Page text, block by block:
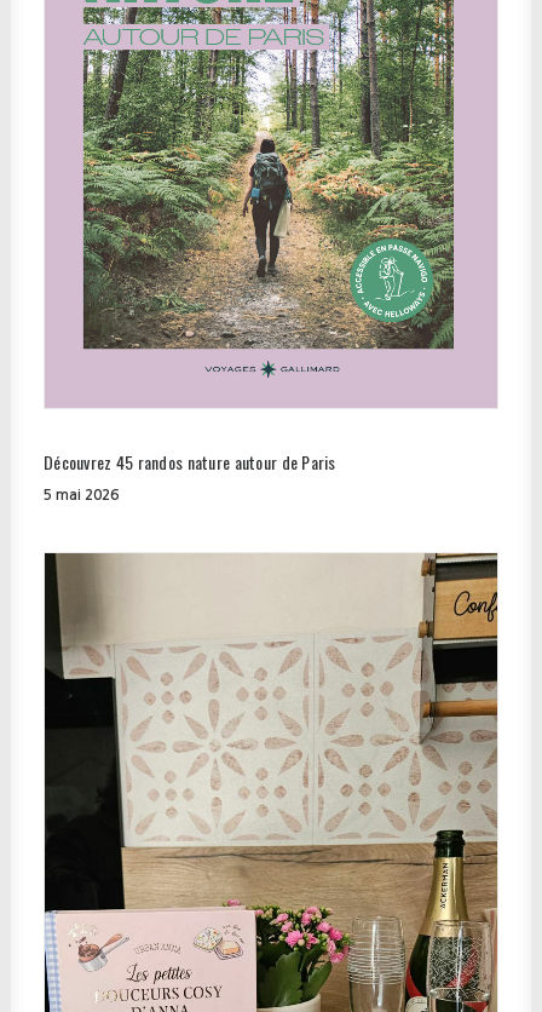
Découvrez 45 randos nature autour de Paris
5 mai 2026